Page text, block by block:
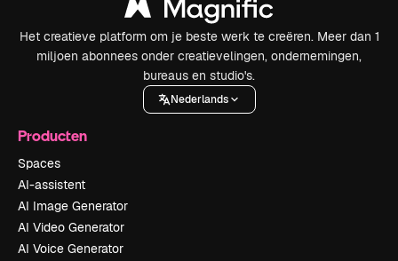
Het creatieve platform om je beste werk te creëren. Meer dan 1
miljoen abonnees onder creatievelingen, ondernemingen,
bureaus en studio's.
Nederlands
Producten
Spaces
AI-assistent
AI Image Generator
AI Video Generator
AI Voice Generator